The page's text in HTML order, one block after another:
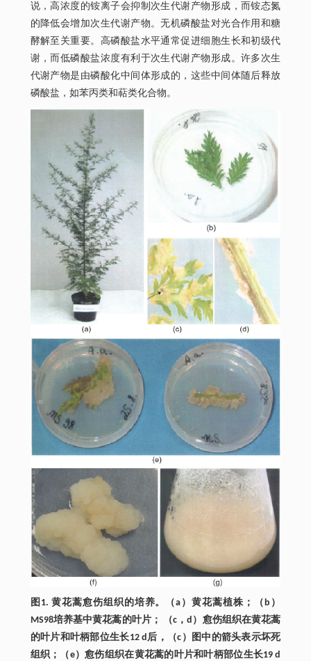
说，高浓度的铵离子会抑制次生代谢产物形成，而铵态氮
的降低会增加次生代谢产物。无机磷酸盐对光合作用和糖
酵解至关重要。高磷酸盐水平通常促进细胞生长和初级代
谢，而低磷酸盐浓度有利于次生代谢产物形成。许多次生
代谢产物是由磷酸化中间体形成的，这些中间体随后释放
磷酸盐，如苯丙类和萜类化合物。
图1. 黄花蒿愈伤组织的培养。（a）黄花蒿植株；（b）
MS98培养基中黄花蒿的叶片； （c，d）愈伤组织在黄花蒿
的叶片和叶柄部位生长12 d后，（c）图中的箭头表示坏死
组织；（e）愈伤组织在黄花蒿的叶片和叶柄部位生长19 d